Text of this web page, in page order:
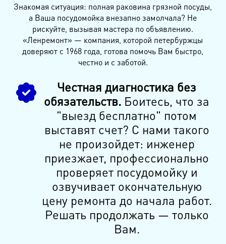
Знакомая ситуация: полная раковина грязной посуды,
а Ваша посудомойка внезапно замолчала? Не
рискуйте, вызывая мастера по объявлению.
«Ленремонт» — компания, которой петербуржцы
доверяют с 1968 года, готова помочь Вам быстро,
честно и с заботой.
Честная диагностика без
обязательств. Боитесь, что за
"выезд бесплатно" потом
выставят счет? С нами такого
не произойдет: инженер
приезжает, профессионально
проверяет посудомойку и
озвучивает окончательную
цену ремонта до начала работ.
Решать продолжать — только
Вам.